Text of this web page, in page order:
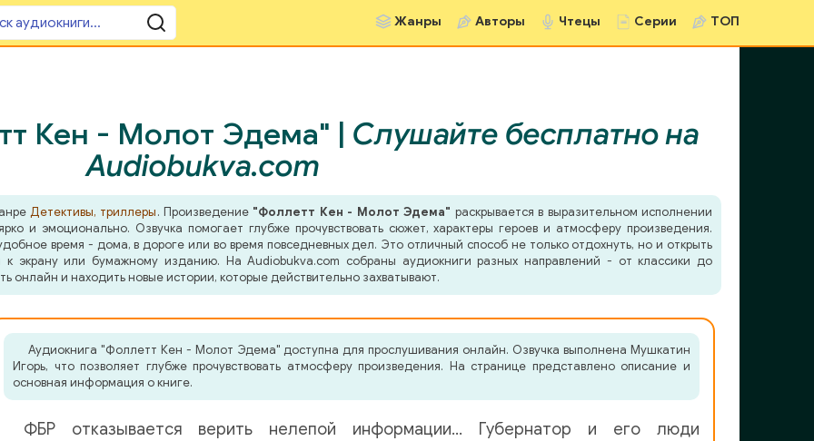
Жанры Авторы Чтецы Серии ТОП
Кен - Молот Эдема" | Слушайте бесплатно на
Audiobukva.com
Детективы, триллеры. Произведение "Фоллетт Кен - Молот Эдема" раскрывается в выразительном исполнении
и эмоционально. Озвучка помогает глубже прочувствовать сюжет, характеры героев и атмосферу произведения.
время - дома, в дороге или во время повседневных дел. Это отличный способ не только отдохнуть, но и открыть
экрану или бумажному изданию. На Audiobukva.com собраны аудиокниги разных направлений - от классики до
онлайн и находить новые истории, которые действительно захватывают.
Аудиокнига "Фоллетт Кен - Молот Эдема" доступна для прослушивания онлайн. Озвучка выполнена Мушкатин
Игорь, что позволяет глубже прочувствовать атмосферу произведения. На странице представлено описание и
основная информация о книге.
ФБР отказывается верить нелепой информации… Губернатор и его люди